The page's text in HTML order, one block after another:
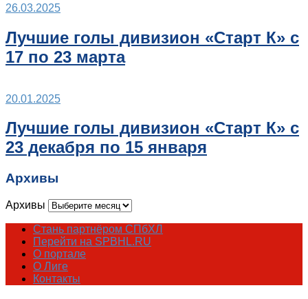
26.03.2025
Лучшие голы дивизион «Старт К» с
17 по 23 марта
20.01.2025
Лучшие голы дивизион «Старт К» с
23 декабря по 15 января
Архивы
Архивы
Стань партнёром СПбХЛ
Перейти на SPBHL.RU
О портале
О Лиге
Контакты